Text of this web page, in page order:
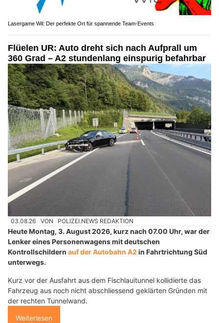
Lasergame Wil: Der perfekte Ort für spannende Team-Events
Flüelen UR: Auto dreht sich nach Aufprall um
360 Grad – A2 stundenlang einspurig befahrbar
03.08.26 VON POLIZEI.NEWS REDAKTION
Heute Montag, 3. August 2026, kurz nach 07.00 Uhr, war der
Lenker eines Personenwagens mit deutschen
Kontrollschildern auf der Autobahn A2 in Fahrtrichtung Süd
unterwegs.
Kurz vor der Ausfahrt aus dem Fischlauitunnel kollidierte das
Fahrzeug aus noch nicht abschliessend geklärten Gründen mit
der rechten Tunnelwand.
Weiterlesen